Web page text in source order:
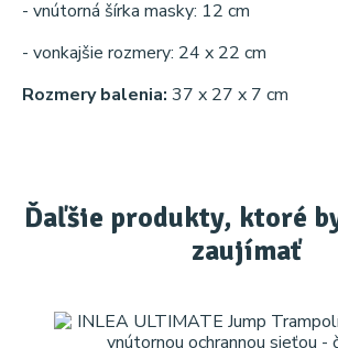
- vnútorná šírka masky: 12 cm
- vonkajšie rozmery: 24 x 22 cm
Rozmery balenia: 37 x 27 x 7 cm
Ďaľšie produkty, ktoré
zaujímať